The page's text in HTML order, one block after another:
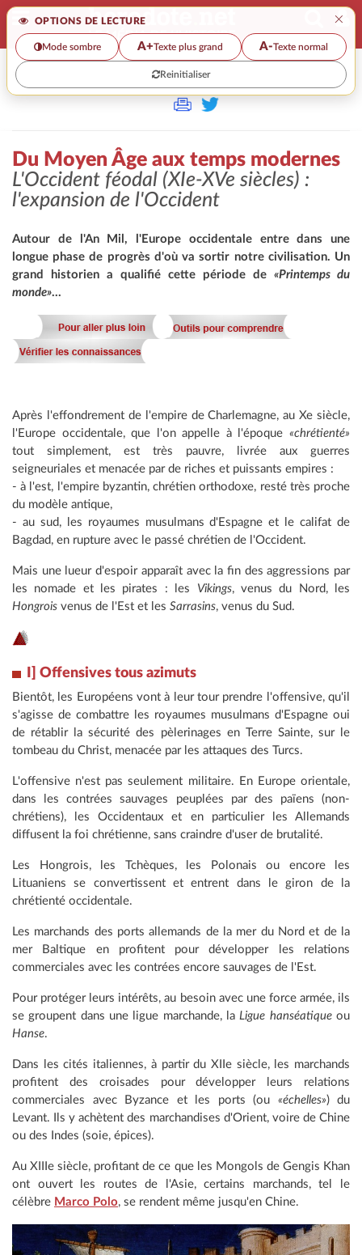
OPTIONS DE LECTURE ×
Mode sombre A+Texte plus grand A-Texte normal
Reinitialiser
>
Du Moyen Âge aux temps modernes
L'Occident féodal (XIe-XVe siècles) :
l'expansion de l'Occident
Autour de l'An Mil, l'Europe occidentale entre dans une
longue phase de progrès d'où va sortir notre civilisation. Un
grand historien a qualifié cette période de «Printemps du
monde»...
Après l'effondrement de l'empire de Charlemagne, au Xe siècle,
l'Europe occidentale, que l'on appelle à l'époque «chrétienté»
tout simplement, est très pauvre, livrée aux guerres
seigneuriales et menacée par de riches et puissants empires :
- à l'est, l'empire byzantin, chrétien orthodoxe, resté très proche
du modèle antique,
- au sud, les royaumes musulmans d'Espagne et le califat de
Bagdad, en rupture avec le passé chrétien de l'Occident.
Mais une lueur d'espoir apparaît avec la fin des aggressions par
les nomade et les pirates : les Vikings, venus du Nord, les
Hongrois venus de l'Est et les Sarrasins, venus du Sud.
I] Offensives tous azimuts
Bientôt, les Européens vont à leur tour prendre l'offensive, qu'il
s'agisse de combattre les royaumes musulmans d'Espagne oui
de rétablir la sécurité des pèlerinages en Terre Sainte, sur le
tombeau du Christ, menacée par les attaques des Turcs.
L'offensive n'est pas seulement militaire. En Europe orientale,
dans les contrées sauvages peuplées par des païens (non-
chrétiens), les Occidentaux et en particulier les Allemands
diffusent la foi chrétienne, sans craindre d'user de brutalité.
Les Hongrois, les Tchèques, les Polonais ou encore les
Lituaniens se convertissent et entrent dans le giron de la
chrétienté occidentale.
Les marchands des ports allemands de la mer du Nord et de la
mer Baltique en profitent pour développer les relations
commerciales avec les contrées encore sauvages de l'Est.
Pour protéger leurs intérêts, au besoin avec une force armée, ils
se groupent dans une ligue marchande, laLigue hanséatiqueou
Hanse.
Dans les cités italiennes, à partir du XIIe siècle, les marchands
profitent des croisades pour développer leurs relations
commerciales avec Byzance et les ports (ou «échelles») du
Levant. Ils y achètent des marchandises d'Orient, voire de Chine
ou des Indes (soie, épices).
Au XIIIe siècle, profitant de ce que les Mongols de Gengis Khan
ont ouvert les routes de l'Asie, certains marchands, tel le
célèbre Marco Polo, se rendent même jusqu'en Chine.